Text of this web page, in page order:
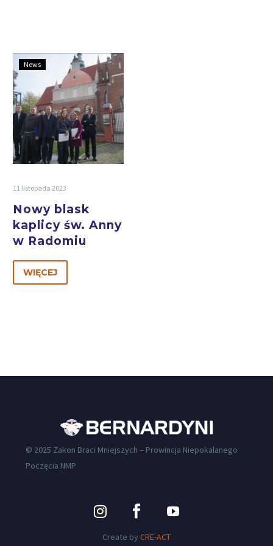
News
11 listopada 2023
Nowy blask
kaplicy św. Anny
w Radomiu
WIĘCEJ
© 2025 Zakon Braci Mniejszych – Prowincja Niepokalanego
Poczęcia NMP
Create by CRE-ACT